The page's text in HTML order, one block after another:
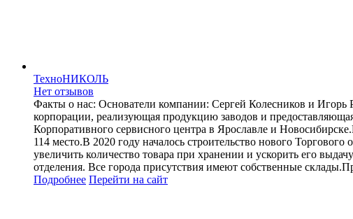
ТехноНИКОЛЬ
Нет отзывов
Факты о нас: Основатели компании: Сергей Колесников и
корпорации, реализующая продукцию заводов и
Корпоративного сервисного центра в Ярославле и
114 место.В 2020 году началось строительство нового
увеличить количество товара при хранении и ускорить его
отделения. Все города присутствия имеют собственные
Подробнее Перейти на сайт